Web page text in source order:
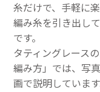
糸だけで、手軽に
編み糸を引き出し
です。
タティングレース
編み方」 では、写
画で説明していま